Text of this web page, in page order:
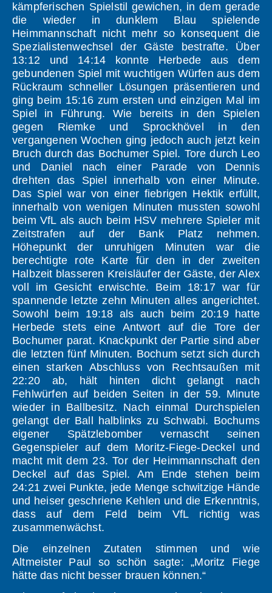
kämpferischen Spielstil gewichen, in dem gerade
die wieder in dunklem Blau spielende
Heimmannschaft nicht mehr so konsequent die
Spezialistenwechsel der Gäste bestrafte. Über
13:12 und 14:14 konnte Herbede aus dem
gebundenen Spiel mit wuchtigen Würfen aus dem
Rückraum schneller Lösungen präsentieren und
ging beim 15:16 zum ersten und einzigen Mal im
Spiel in Führung. Wie bereits in den Spielen
gegen Riemke und Sprockhövel in den
vergangenen Wochen ging jedoch auch jetzt kein
Bruch durch das Bochumer Spiel. Tore durch Leo
und Daniel nach einer Parade von Dennis
drehten das Spiel innerhalb von einer Minute.
Das Spiel war von einer fiebrigen Hektik erfüllt,
innerhalb von wenigen Minuten mussten sowohl
beim VfL als auch beim HSV mehrere Spieler mit
Zeitstrafen auf der Bank Platz nehmen.
Höhepunkt der unruhigen Minuten war die
berechtigte rote Karte für den in der zweiten
Halbzeit blasseren Kreisläufer der Gäste, der Alex
voll im Gesicht erwischte. Beim 18:17 war für
spannende letzte zehn Minuten alles angerichtet.
Sowohl beim 19:18 als auch beim 20:19 hatte
Herbede stets eine Antwort auf die Tore der
Bochumer parat. Knackpunkt der Partie sind aber
die letzten fünf Minuten. Bochum setzt sich durch
einen starken Abschluss von Rechtsaußen mit
22:20 ab, hält hinten dicht gelangt nach
Fehlwürfen auf beiden Seiten in der 59. Minute
wieder in Ballbesitz. Nach einmal Durchspielen
gelangt der Ball halblinks zu Schwabi. Bochums
eigener Spätzlebomber vernascht seinen
Gegenspieler auf dem Moritz-Fiege-Deckel und
macht mit dem 23. Tor der Heimmannschaft den
Deckel auf das Spiel. Am Ende stehen beim
24:21 zwei Punkte, jede Menge schwitzige Hände
und heiser geschriene Kehlen und die Erkenntnis,
dass auf dem Feld beim VfL richtig was
zusammenwächst.
Die einzelnen Zutaten stimmen und wie
Altmeister Paul so schön sagte: „Moritz Fiege
hätte das nicht besser brauen können.“